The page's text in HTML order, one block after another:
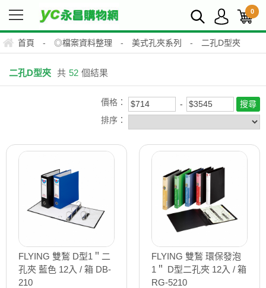
0
首頁 - ◎檔案資料整理 - 美式孔夾系列 - 二孔D型夾
二孔D型夾 共 52 個結果
價格：
排序：
FLYING 雙鶖 D型1＂二
孔夾 藍色 12入 / 箱 DB-
210
FLYING 雙鶖 環保發泡
1＂ D型二孔夾 12入 / 箱
RG-5210